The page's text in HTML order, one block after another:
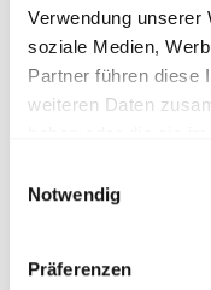
Verwendung unserer
soziale Medien,
Partner führen diese
weiteren Daten
Notwendig
Präferenzen
Entwicklung und
Merkblattes 06/
Einsatzkräfte“
Zum Thema
Fahrverhalten
auf dieAusbildung
und aktive